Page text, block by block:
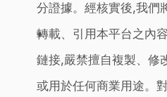
分證據。經核實後,我們
轉載、引用本平台之內
鏈接,嚴禁擅自複製、修
或用於任何商業用途。